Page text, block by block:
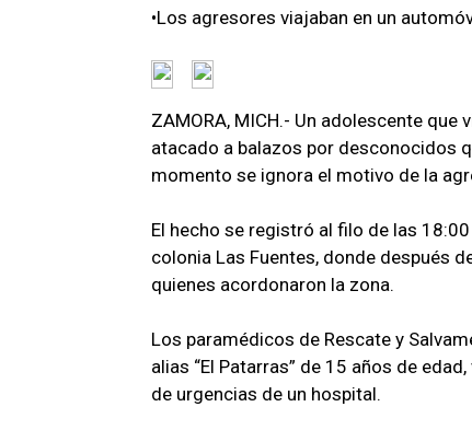
•Los agresores viajaban en un
ZAMORA, MICH.- Un adolescente
atacado a balazos por desconocidos
momento se ignora el motivo de la
El hecho se registró al filo de las
colonia Las Fuentes, donde después
quienes acordonaron la zona.
Los paramédicos de Rescate y
alias “El Patarras” de 15 años de
de urgencias de un hospital.